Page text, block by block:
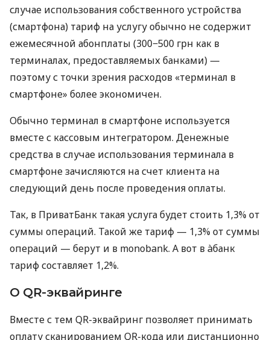
случае использования собственного устройства
(смартфона) тариф на услугу обычно не содержит
ежемесячной абонплаты (300−500 грн как в
терминалах, предоставляемых банками) —
поэтому с точки зрения расходов «терминал в
смартфоне» более экономичен.
Обычно терминал в смартфоне используется
вместе с кассовым интегратором. Денежные
средства в случае использования терминала в
смартфоне зачисляются на счет клиента на
следующий день после проведения оплаты.
Так, в ПриватБанк такая услуга будет стоить 1,3% от
суммы операций. Такой же тариф — 1,3% от суммы
операций — берут и в monobank. А вот в àбанк
тариф составляет 1,2%.
О QR-эквайринге
Вместе с тем QR-эквайринг позволяет принимать
оплату сканированием QR-кода или дистанционно